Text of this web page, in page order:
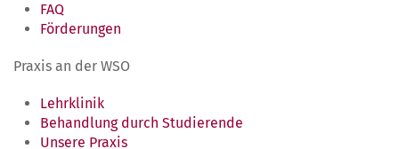
FAQ
Förderungen
Praxis an der WSO
Lehrklinik
Behandlung durch Studierende
Unsere Praxis